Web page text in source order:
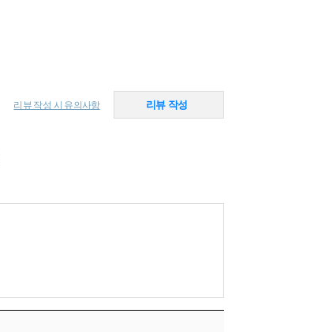
리뷰 작성 시 유의사항 리뷰 작성